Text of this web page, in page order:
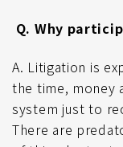
Q. Why
A. Litigation is
the time, money
system just to
There are